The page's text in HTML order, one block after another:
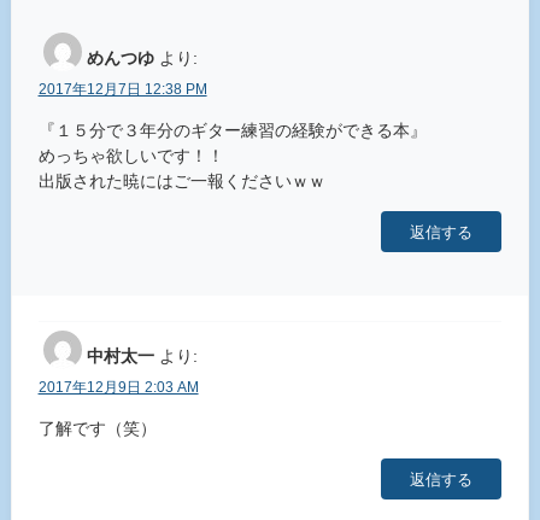
めんつゆ より:
2017年12月7日 12:38 PM
『１５分で３年分のギター練習の経験ができる本』
めっちゃ欲しいです！！
出版された暁にはご一報くださいｗｗ
返信する
中村太一 より:
2017年12月9日 2:03 AM
了解です（笑）
返信する